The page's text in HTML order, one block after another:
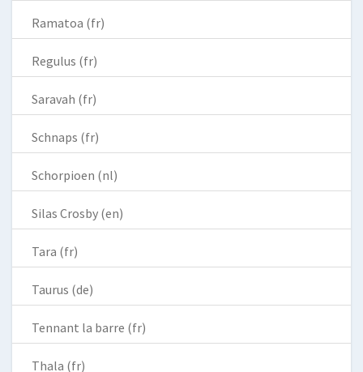
Ramatoa (fr)
Regulus (fr)
Saravah (fr)
Schnaps (fr)
Schorpioen (nl)
Silas Crosby (en)
Tara (fr)
Taurus (de)
Tennant la barre (fr)
Thala (fr)